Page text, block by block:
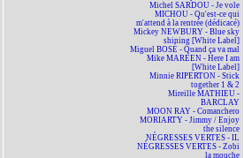
Michel SARDOU - Je vole
MICHOU - Qu'est-ce qui
m'attend à la rentrée (dédicacé)
Mickey NEWBURY - Blue sky
shining [White Label]
Miguel BOSÉ - Quand ça va mal
Mike MAREEN - Here I am
[White Label]
Minnie RIPERTON - Stick
together 1 & 2
Mireille MATHIEU -
BARCLAY
MOON RAY - Comanchero
MORIARTY - Jimmy / Enjoy
the silence
NÉGRESSES VERTES - IL
NÉGRESSES VERTES - Zobi
la mouche